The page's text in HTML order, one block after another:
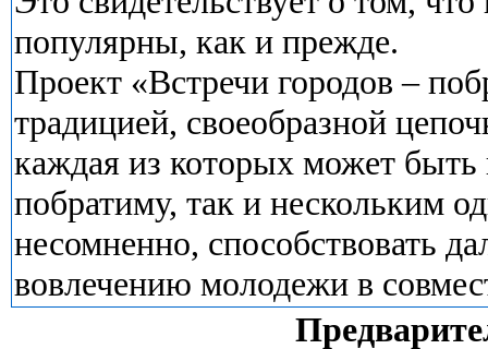
популярны, как и прежде.
Проект «Встречи городов –
традицией, своеобразной
каждая из которых может
побратиму, так и нескольким
несомненно, способствовать
вовлечению молодежи в